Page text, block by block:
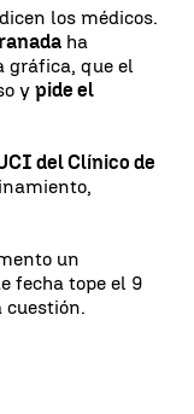
los médicos.
ha
gráfica, que el
y pide el
del Clínico de
un
fecha tope el 9
cuestión.